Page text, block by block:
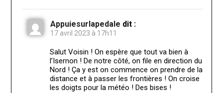
Appuiesurlapedale dit :
17 avril 2023 à 17h11
Salut Voisin ! On espère que tout va bien à
l’Isernon ! De notre côté, on file en direction du
Nord ! Ça y est on commence on prendre de la
distance et à passer les frontières ! On croise
les doigts pour la météo ! Des bises !